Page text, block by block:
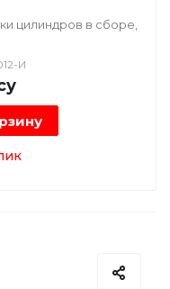
цилиндров в сборе,
И